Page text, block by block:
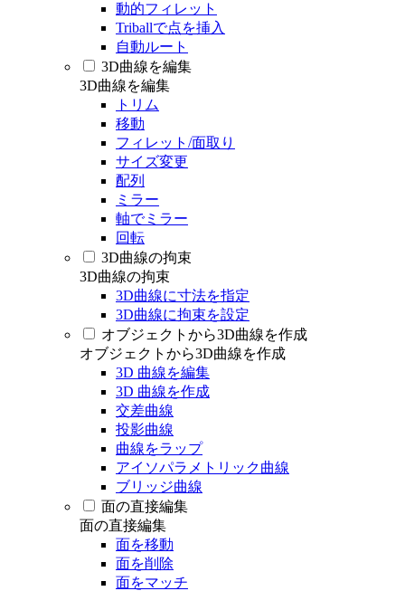
動的フィレット
Triballで点を挿入
自動ルート
3D曲線を編集
3D曲線を編集
トリム
移動
フィレット/面取り
サイズ変更
配列
ミラー
軸でミラー
回転
3D曲線の拘束
3D曲線の拘束
3D曲線に寸法を指定
3D曲線に拘束を設定
オブジェクトから3D曲線を作成
オブジェクトから3D曲線を作成
3D 曲線を編集
3D 曲線を作成
交差曲線
投影曲線
曲線をラップ
アイソパラメトリック曲線
ブリッジ曲線
面の直接編集
面の直接編集
面を移動
面を削除
面をマッチ